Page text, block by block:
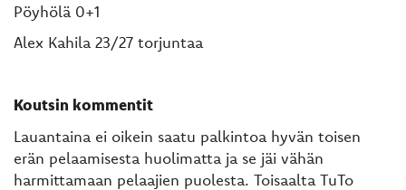
Pöyhölä 0+1
Alex Kahila 23/27 torjuntaa
Koutsin kommentit
Lauantaina ei oikein saatu palkintoa hyvän toisen
erän pelaamisesta huolimatta ja se jäi vähän
harmittamaan pelaajien puolesta. Toisaalta TuTo